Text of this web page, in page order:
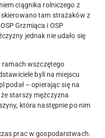
ciągnika rolniczego z
tam strażaków z
Grzmiąca i OSP
jednak nie udało się
ramach wszczętego
byli na miejscu
podał – opierając się na
starszy mężczyzna
która następnie po nim
prac w gospodarstwach.